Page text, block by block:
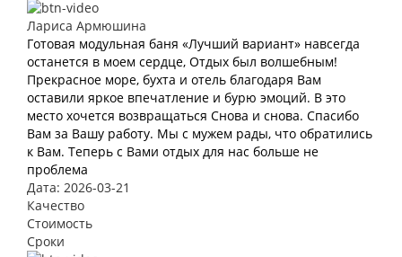
Лариса Армюшина
Готовая модульная баня «Лучший вариант» навсегда
останется в моем сердце, Отдых был волшебным!
Прекрасное море, бухта и отель благодаря Вам
оставили яркое впечатление и бурю эмоций. В это
место хочется возвращаться Снова и снова. Спасибо
Вам за Вашу работу. Мы с мужем рады, что обратились
к Вам. Теперь с Вами отдых для нас больше не
проблема
Дата: 2026-03-21
Качество
Стоимость
Сроки